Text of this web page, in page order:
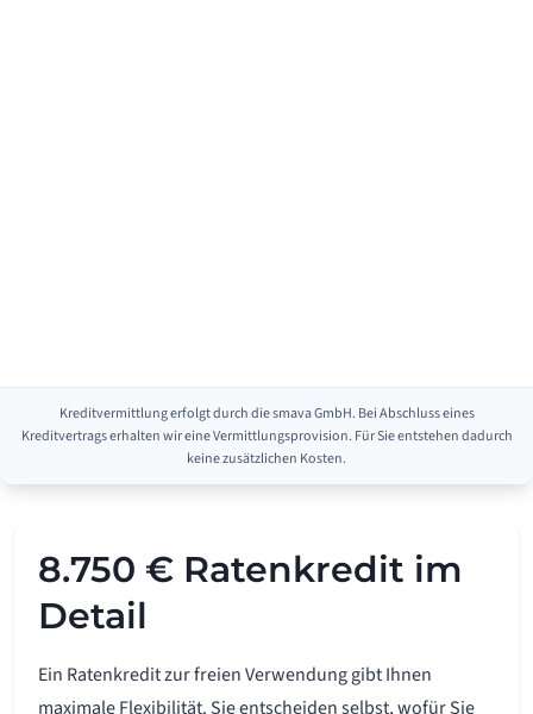
Kreditvermittlung erfolgt durch die smava GmbH. Bei Abschluss eines
Kreditvertrags erhalten wir eine Vermittlungsprovision. Für Sie entstehen dadurch
keine zusätzlichen Kosten.
8.750 € Ratenkredit im
Detail
Ein Ratenkredit zur freien Verwendung gibt Ihnen
maximale Flexibilität. Sie entscheiden selbst, wofür Sie